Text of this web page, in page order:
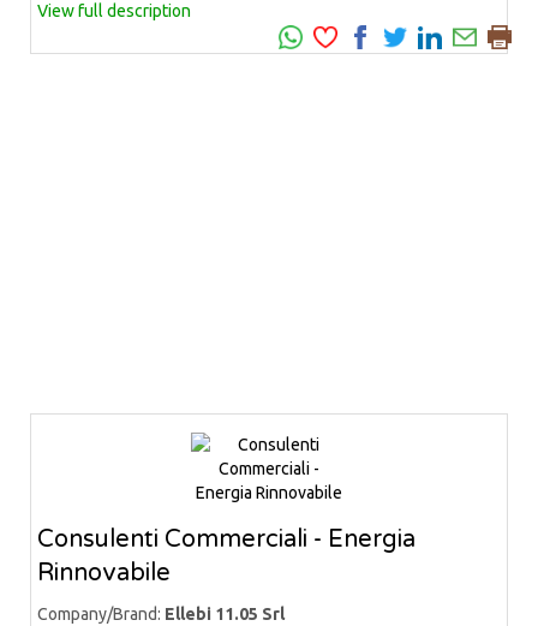
View full description
Consulenti Commerciali - Energia
Rinnovabile
Company/Brand: Ellebi 11.05 Srl